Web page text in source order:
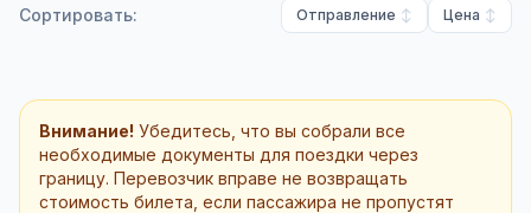
Сортировать: Отправление Цена
Внимание! Убедитесь, что вы собрали все
необходимые документы для поездки через
границу. Перевозчик вправе не возвращать
стоимость билета, если пассажира не пропустят